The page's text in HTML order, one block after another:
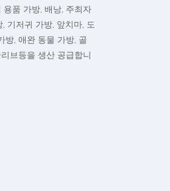
품 가방, 배낭, 주최자
기저귀 가방, 앞치마, 도
방, 애완 동물 가방, 골
브등을 생산 공급합니